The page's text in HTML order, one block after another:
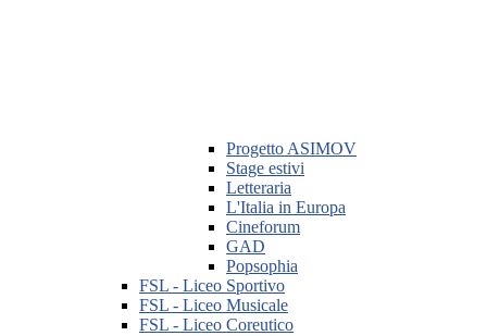
Progetto ASIMOV
Stage estivi
Letteraria
L'Italia in Europa
Cineforum
GAD
Popsophia
FSL - Liceo Sportivo
FSL - Liceo Musicale
FSL - Liceo Coreutico